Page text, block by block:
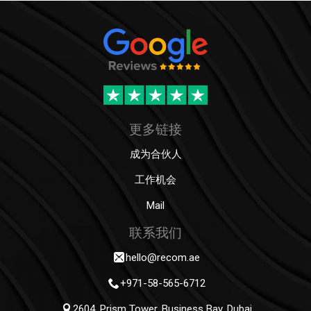
更多链接
成为合伙人
工作机会
Mail
联系我们
hello@recom.ae
+971-58-565-6712